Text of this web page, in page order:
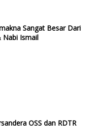
Sangat Besar Dari
Nabi Ismail
OSS dan RDTR